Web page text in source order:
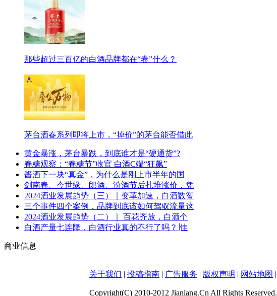
那些超过三百亿的白酒品牌都在“卷”什么？
茅台酒春系列即将上市，“掉价”的茅台能否借此
黄金暴涨，茅台暴跌，到底谁才是“硬通货”?
春糖观察：“春糖节”收官 白酒C端“狂飙”
酱酒下一块“真金”，为什么是刚上市半年的国
剑南春、今世缘、郎酒、汾酒节后扎堆涨价，凭
2024酒业发展趋势（三）｜变革加速，白酒数智
三个事件四个案例，品牌到底该如何驾驭流量这
2024酒业发展趋势（二）｜ 百花齐放，白酒个
白酒产量七连降，白酒行业真的不行了吗？∣佳
商业信息
关于我们 | 投稿指南 | 广告服务 | 版权声明 | 网站地图 |
Copyright(C) 2010-2012 Jianiang.Cn All Rights Reserved.